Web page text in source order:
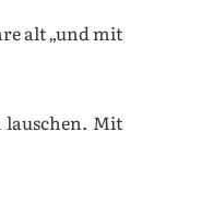
alt „und mit
lauschen. Mit